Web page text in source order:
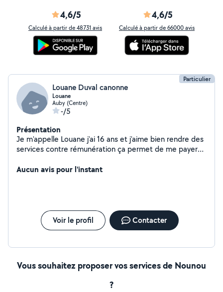
4,6/5
Calculé à partir de 48731 avis
4,6/5
Calculé à partir de 66000 avis
Particulier
Louane Duval canonne
Louane
Auby (Centre)
-/5
Présentation
Je m'appelle Louane j'ai 16 ans et j'aime bien rendre des
services contre rémunération ça permet de me payer
Aucun avis pour l'instant
Voir le profil Contacter
Vous souhaitez proposer vos services de Nounou
?